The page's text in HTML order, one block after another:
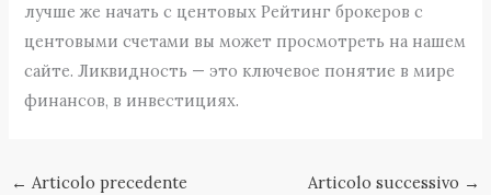
лучше же начать с центовых Рейтинг брокеров с
центовыми счетами вы может просмотреть на нашем
сайте. Ликвидность — это ключевое понятие в мире
финансов, в инвестициях.
← Articolo precedente Articolo successivo →